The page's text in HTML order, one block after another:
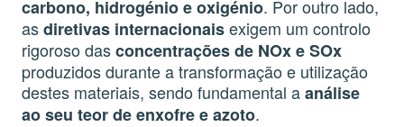
carbono, hidrogénio e oxigénio. Por outro lado,
asdiretivas internacionaisexigem um controlo
rigoroso dasconcentrações de NOx e SOx
produzidos durante a transformação e utilização
destes materiais, sendo fundamental aanálise
ao seu teor de enxofre e azoto.